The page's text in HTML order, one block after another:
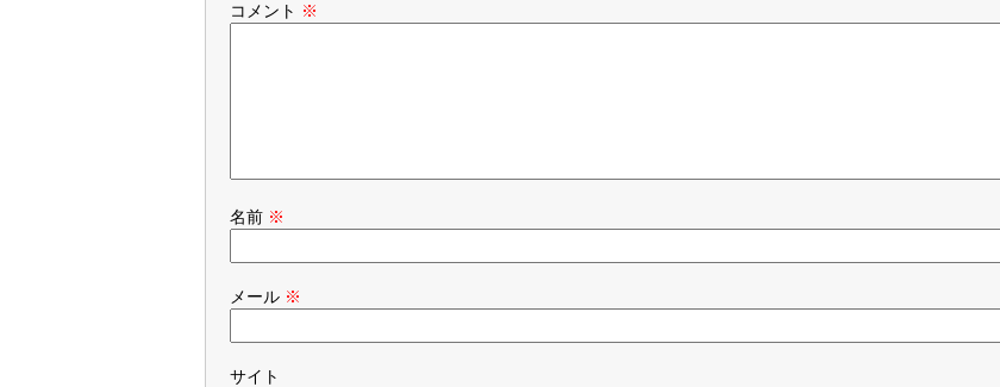
コメント ※
名前 ※
メール ※
サイト